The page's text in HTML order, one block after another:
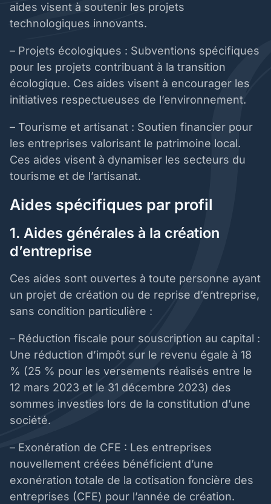
aides visent à soutenir les projets
technologiques innovants.
– Projets écologiques : Subventions spécifiques
pour les projets contribuant à la transition
écologique. Ces aides visent à encourager les
initiatives respectueuses de l’environnement.
– Tourisme et artisanat : Soutien financier pour
les entreprises valorisant le patrimoine local.
Ces aides visent à dynamiser les secteurs du
tourisme et de l’artisanat.
Aides spécifiques par profil
1. Aides générales à la création
d’entreprise
Ces aides sont ouvertes à toute personne ayant
un projet de création ou de reprise d’entreprise,
sans condition particulière :
– Réduction fiscale pour souscription au capital :
Une réduction d’impôt sur le revenu égale à 18
% (25 % pour les versements réalisés entre le
12 mars 2023 et le 31 décembre 2023) des
sommes investies lors de la constitution d’une
société.
– Exonération de CFE : Les entreprises
nouvellement créées bénéficient d’une
exonération totale de la cotisation foncière des
entreprises (CFE) pour l’année de création.